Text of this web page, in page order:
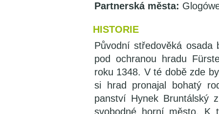
Partnerská města:
HISTORIE
Původní středověká
pod ochranou hradu
roku 1348. V té době zde
si hrad pronajal bohatý
panství Hynek Bruntálský
svobodné horní město. K